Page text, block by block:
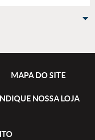
MAPA DO SITE
NOSSA LOJA